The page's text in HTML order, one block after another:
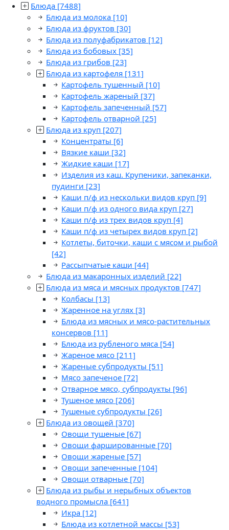
Блюда [7488]
Блюда из молока [10]
Блюда из фруктов [30]
Блюда из полуфабрикатов [12]
Блюда из бобовых [35]
Блюда из грибов [23]
Блюда из картофеля [131]
Картофель тушенный [10]
Картофель жареный [37]
Картофель запеченный [57]
Картофель отварной [25]
Блюда из круп [207]
Концентраты [6]
Вязкие каши [32]
Жидкие каши [17]
Изделия из каш. Крупеники, запеканки,
пудинги [23]
Каши п/ф из нескольки видов круп [9]
Каши п/ф из одного вида круп [27]
Каши п/ф из трех видов круп [4]
Каши п/ф из четырех видов круп [2]
Котлеты, биточки, каши с мясом и рыбой
[42]
Рассыпчатые каши [44]
Блюда из макаронных изделий [22]
Блюда из мяса и мясных продуктов [747]
Колбасы [13]
Жаренное на углях [3]
Блюда из мясных и мясо-растительных
консервов [11]
Блюда из рубленого мяса [54]
Жареное мясо [211]
Жареные субпродукты [51]
Мясо запеченое [72]
Отварное мясо, субпродукты [96]
Тушеное мясо [206]
Тушеные субпродукты [26]
Блюда из овощей [370]
Овощи тушеные [67]
Овощи фаршированные [70]
Овощи жареные [57]
Овощи запеченные [104]
Овощи отварные [70]
Блюда из рыбы и нерыбных объектов
водного промысла [641]
Икра [12]
Блюда из котлетной массы [53]